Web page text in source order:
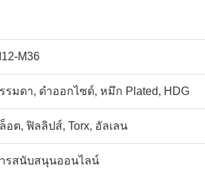
M36
รมดา, ดําออกไซด์, หมึก Plated, HDG
อต, ฟิลลิปส์, Torx, อัลเลน
รสนับสนุนออนไลน์